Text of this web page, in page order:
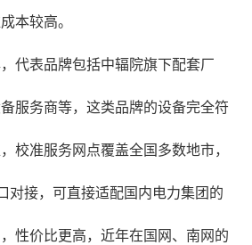
本较高。
代表品牌包括中辐院旗下配套厂
服务商等，这类品牌的设备完全符
校准服务网点覆盖全国多数地市，
对接，可直接适配国内电力集团的
性价比更高，近年在国网、南网的